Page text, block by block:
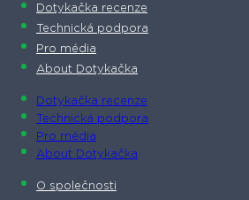
Dotykačka recenze
Technická podpora
Pro média
About Dotykačka
Dotykačka recenze
Technická podpora
Pro média
About Dotykačka
O společnosti